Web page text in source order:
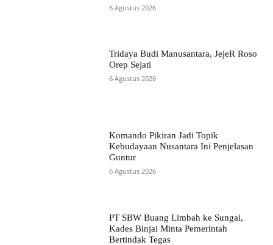
6 Agustus 2026
Tridaya Budi Manusantara, JejeR Roso
Orep Sejati
6 Agustus 2026
Komando Pikiran Jadi Topik
Kebudayaan Nusantara Ini Penjelasan
Guntur
6 Agustus 2026
PT SBW Buang Limbah ke Sungai,
Kades Binjai Minta Pemerintah
Bertindak Tegas